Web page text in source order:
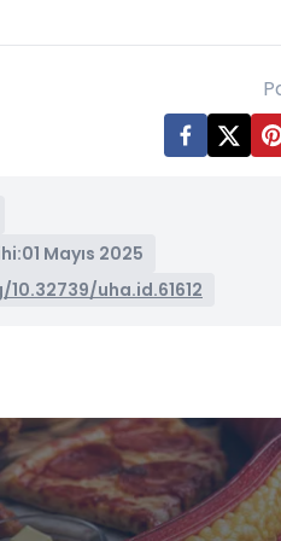
01 Mayıs 2025
uha.id.61612